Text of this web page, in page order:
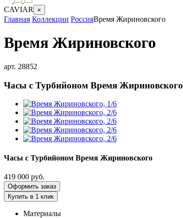
CAVIAR ×
Главная Коллекции РоссияВремя Жириновского
Время Жириновского
арт. 28852
Часы с Турбийоном Время Жириновского
Часы с Турбийоном Время Жириновского
419 000 руб.
Оформить заказ
Купить в 1 клик
Материалы